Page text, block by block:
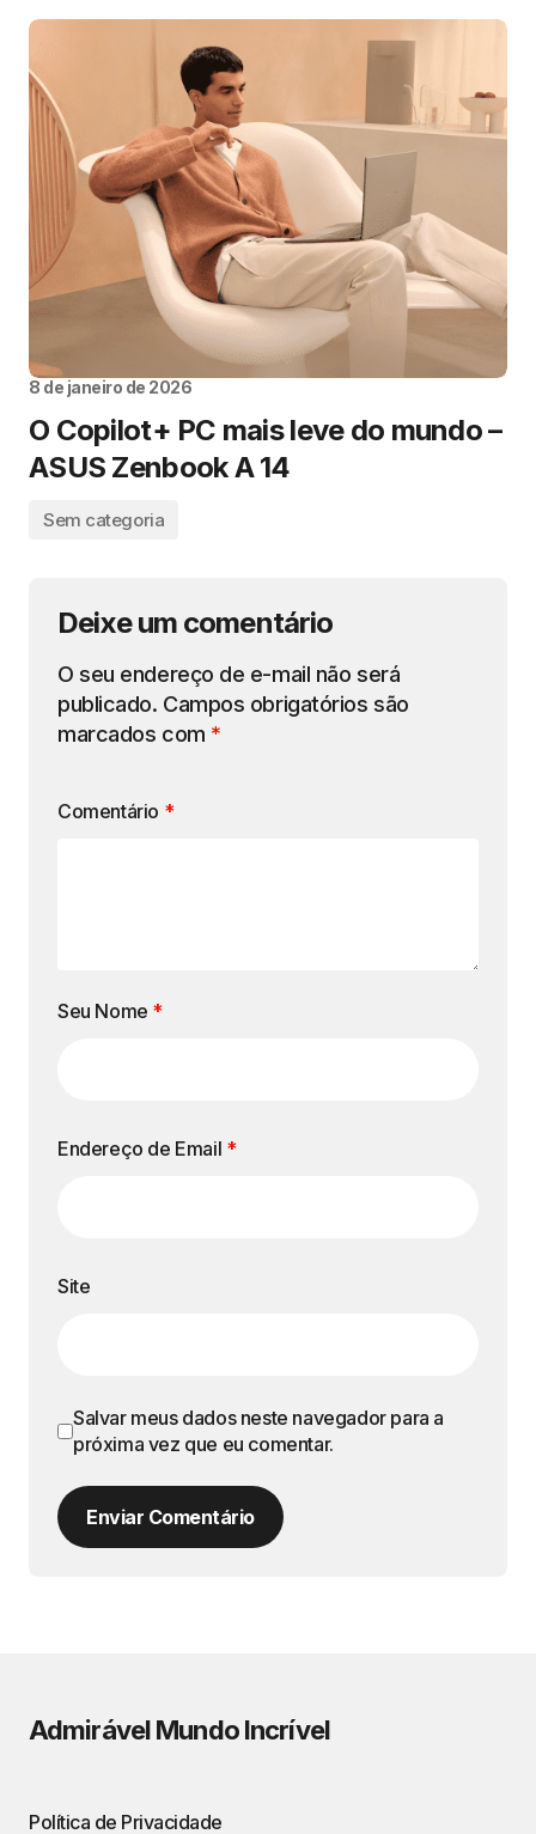
8 de janeiro de 2026
O Copilot+ PC mais leve do mundo –
ASUS Zenbook A 14
Sem categoria
Deixe um comentário
O seu endereço de e-mail não será
publicado. Campos obrigatórios são
marcados com *
Comentário *
Seu Nome *
Endereço de Email *
Site
Salvar meus dados neste navegador para a
próxima vez que eu comentar.
Enviar Comentário
Admirável Mundo Incrível
Política de Privacidade